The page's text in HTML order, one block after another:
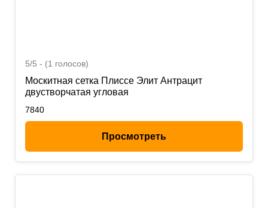
5/5 - (1 голосов)
Москитная сетка Плиссе Элит Антрацит
двустворчатая угловая
7840
Просмотреть